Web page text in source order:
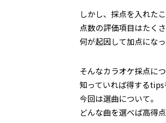
しかし、採点を入れた
点数の評価項目はたく
何が起因して加点にな
そんなカラオケ採点に
知っていれば得する
今回は選曲について。
どんな曲を選べば高得